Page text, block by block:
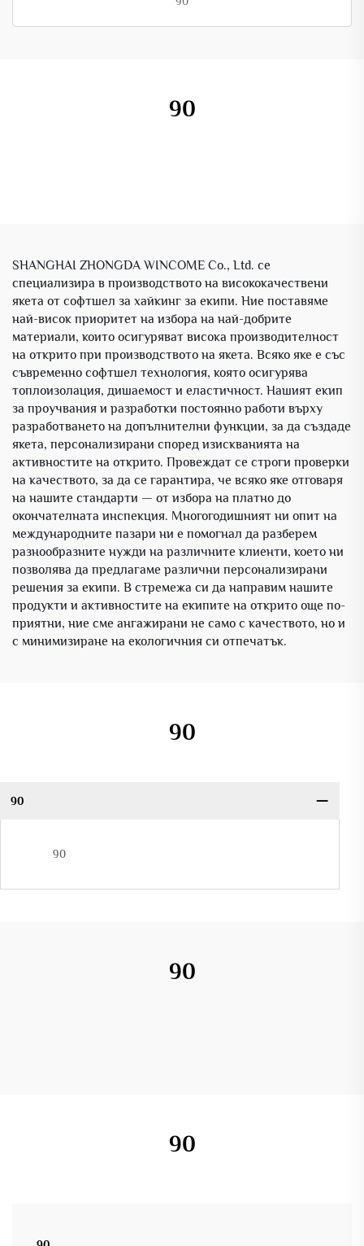
90
SHANGHAI ZHONGDA WINCOME Co., Ltd. се
специализира в производството на висококачествени
якета от софтшел за хайкинг за екипи. Ние поставяме
най-висок приоритет на избора на най-добрите
материали, които осигуряват висока производителност
на открито при производството на якета. Всяко яке е със
съвременно софтшел технология, която осигурява
топлоизолация, дишаемост и еластичност. Нашият екип
за проучвания и разработки постоянно работи върху
разработването на допълнителни функции, за да създаде
якета, персонализирани според изискванията на
активностите на открито. Провеждат се строги проверки
на качеството, за да се гарантира, че всяко яке отговаря
на нашите стандарти — от избора на платно до
окончателната инспекция. Многогодишният ни опит на
международните пазари ни е помогнал да разберем
разнообразните нужди на различните клиенти, което ни
позволява да предлагаме различни персонализирани
решения за екипи. В стремежа си да направим нашите
продукти и активностите на екипите на открито още по-
приятни, ние сме ангажирани не само с качеството, но и
с минимизиране на екологичния си отпечатък.
90
90
90
90
90